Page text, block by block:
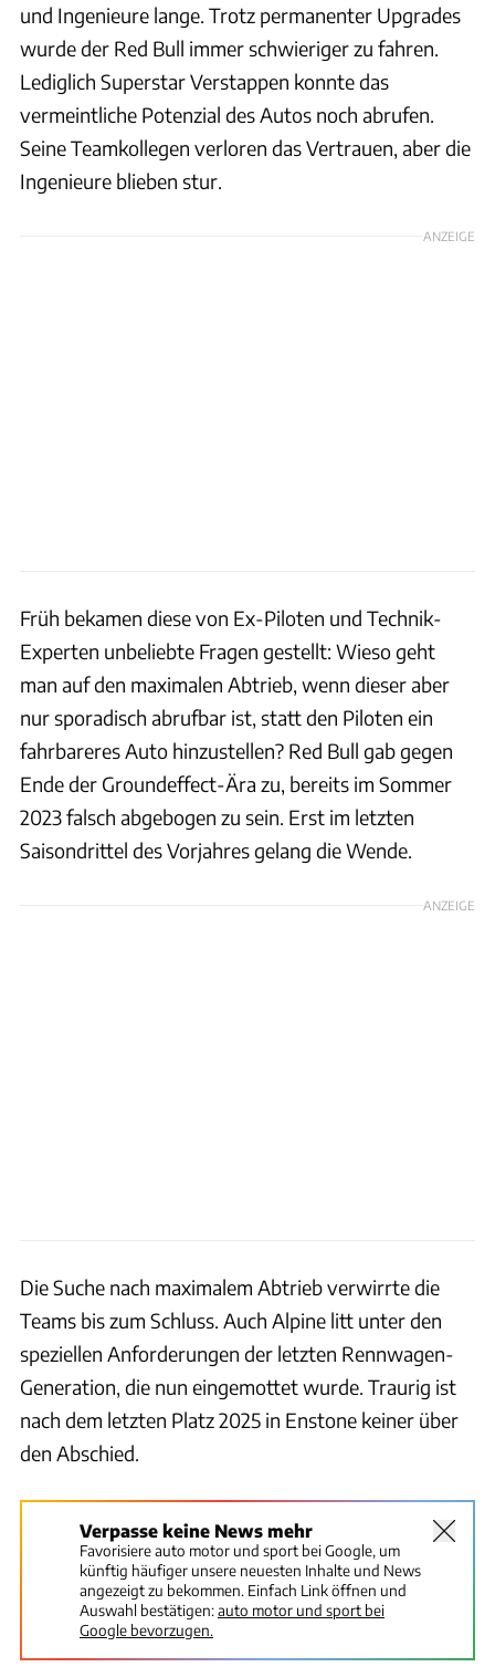
und Ingenieure lange. Trotz permanenter Upgrades
wurde der Red Bull immer schwieriger zu fahren.
Lediglich Superstar Verstappen konnte das
vermeintliche Potenzial des Autos noch abrufen.
Seine Teamkollegen verloren das Vertrauen, aber die
Ingenieure blieben stur.
ANZEIGE
Früh bekamen diese von Ex-Piloten und Technik-
Experten unbeliebte Fragen gestellt: Wieso geht
man auf den maximalen Abtrieb, wenn dieser aber
nur sporadisch abrufbar ist, statt den Piloten ein
fahrbareres Auto hinzustellen? Red Bull gab gegen
Ende der Groundeffect-Ära zu, bereits im Sommer
2023 falsch abgebogen zu sein. Erst im letzten
Saisondrittel des Vorjahres gelang die Wende.
ANZEIGE
Die Suche nach maximalem Abtrieb verwirrte die
Teams bis zum Schluss. Auch Alpine litt unter den
speziellen Anforderungen der letzten Rennwagen-
Generation, die nun eingemottet wurde. Traurig ist
nach dem letzten Platz 2025 in Enstone keiner über
den Abschied.
Verpasse keine News mehr
Favorisiere auto motor und sport bei Google, um
künftig häufiger unsere neuesten Inhalte und News
angezeigt zu bekommen. Einfach Link öffnen und
Auswahl bestätigen:auto motor und sport bei
Google bevorzugen.